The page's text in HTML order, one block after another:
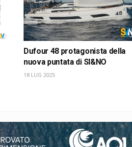
Dufour 48 protagonista della
nuova puntata di SI&NO
18 LUG 2025